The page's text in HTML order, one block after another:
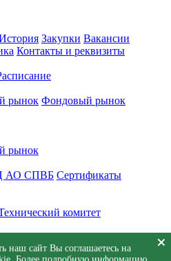
Закупки Вакансии
Контакты и реквизиты
рынок Фондовый рынок
рынок
АО СПВБ Сертификаты
комитет
поддержку
наш сайт Вы соглашаетесь на